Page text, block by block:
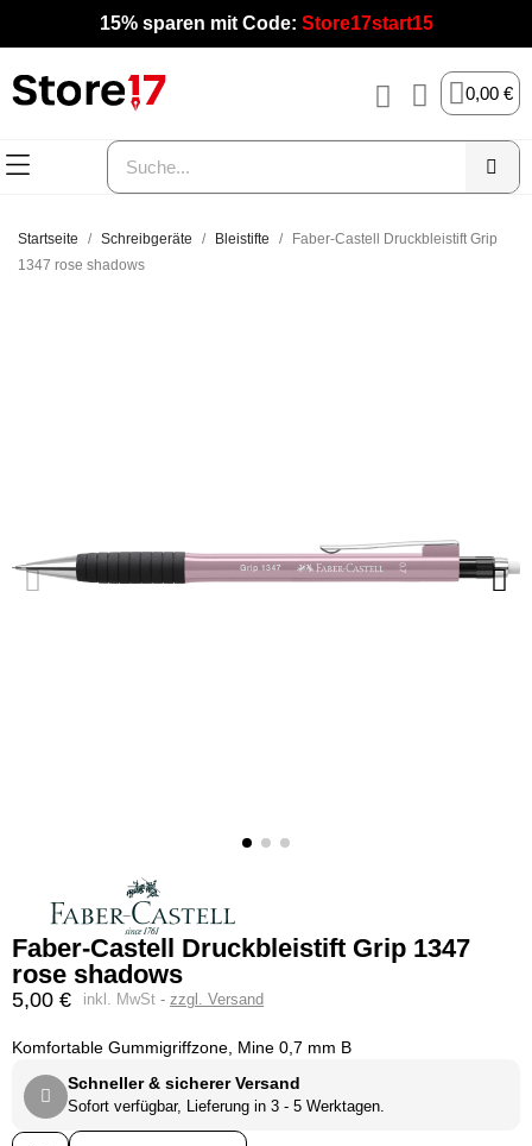
15% sparen mit Code: Store17start15
0,00 €
Startseite Schreibgeräte Bleistifte
Faber-Castell Druckbleistift Grip
1347 rose shadows
Faber-Castell Druckbleistift Grip 1347
rose shadows
5,00 € inkl. MwSt zzgl. Versand
Komfortable Gummigriffzone, Mine 0,7 mm B
Schneller & sicherer Versand
Sofort verfügbar, Lieferung in 3 - 5 Werktagen.